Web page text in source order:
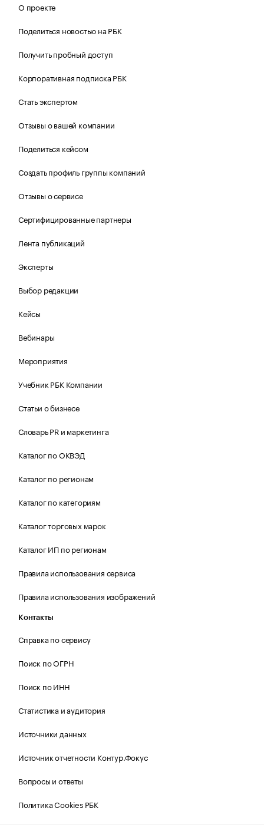
О проекте
Поделиться новостью на РБК
Получить пробный доступ
Корпоративная подписка РБК
Стать экспертом
Отзывы о вашей компании
Поделиться кейсом
Создать профиль группы компаний
Отзывы о сервисе
Сертифицированные партнеры
Лента публикаций
Эксперты
Выбор редакции
Кейсы
Вебинары
Мероприятия
Учебник РБК Компании
Статьи о бизнесе
Словарь PR и маркетинга
Каталог по ОКВЭД
Каталог по регионам
Каталог по категориям
Каталог торговых марок
Каталог ИП по регионам
Правила использования сервиса
Правила использования изображений
Контакты
Справка по сервису
Поиск по ОГРН
Поиск по ИНН
Статистика и аудитория
Источники данных
Источник отчетности Контур.Фокус
Вопросы и ответы
Политика Cookies РБК